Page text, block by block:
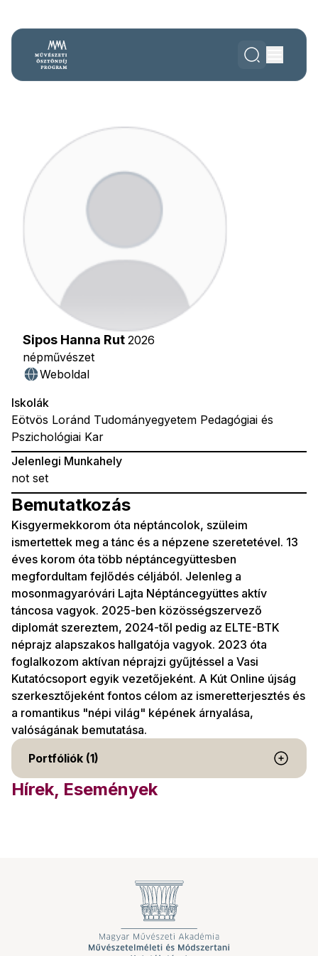
Sipos Hanna Rut 2026
népművészet
Weboldal
Bemutatkozás
Kisgyermekkorom óta néptáncolok, szüleim
ismertettek meg a tánc és a népzene szeretetével. 13
éves korom óta több néptáncegyüttesben
megfordultam fejlődés céljából. Jelenleg a
mosonmagyaróvári Lajta Néptáncegyüttes aktív
táncosa vagyok. 2025-ben közösségszervező
diplomát szereztem, 2024-től pedig az ELTE-BTK
néprajz alapszakos hallgatója vagyok. 2023 óta
foglalkozom aktívan néprajzi gyűjtéssel a Vasi
Kutatócsoport egyik vezetőjeként. A Kút Online újság
szerkesztőjeként fontos célom az ismeretterjesztés és
a romantikus "népi világ" képének árnyalása,
valóságának bemutatása.
Iskolák
Eötvös Loránd Tudományegyetem Pedagógiai és
Pszichológiai Kar
Jelenlegi Munkahely
not set
Portfóliók (1)
Hírek, Események